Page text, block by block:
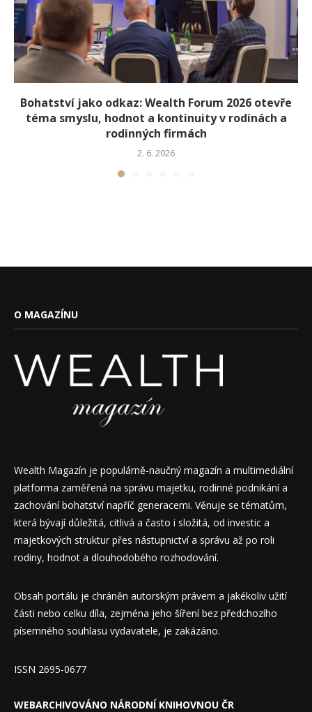
Bohatství jako odkaz: Wealth Forum 2026 otevře
téma smyslu, hodnot a kontinuity v rodinách a
rodinných firmách
2. 6. 2026
O MAGAZÍNU
Wealth Magazín je populárně-naučný magazín a multimediální
platforma zaměřená na správu majetku, rodinné podnikání a
zachování bohatství napříč generacemi. Věnuje se tématům,
která bývají důležitá, citlivá a často i složitá, od investic a
majetkových struktur přes nástupnictví a správu až po roli
rodiny, hodnot a dlouhodobého rozhodování.
Obsah portálu je chráněn autorským právem a jakékoliv užití
části nebo celku díla, zejména jeho šíření bez předchozího
písemného souhlasu vydavatele, je zakázáno.
ISSN 2695-0677
WEBARCHIVOVÁNO NÁRODNÍ KNIHOVNOU ČR